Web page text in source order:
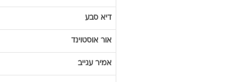
דיא סבע
אור אוסטוינד
אמיר עגייב